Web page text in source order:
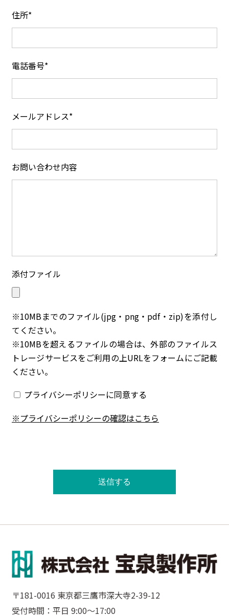
住所*
電話番号*
メールアドレス*
お問い合わせ内容
添付ファイル
※10MBまでのファイル(jpg・png・pdf・zip)を添付し
てください。
※10MBを超えるファイルの場合は、外部のファイルス
トレージサービスをご利用の上URLをフォームにご記載
ください。
プライバシーポリシーに同意する
※プライバシーポリシーの確認はこちら
〒181-0016 東京都三鷹市深大寺2-39-12
受付時間：平日 9:00〜17:00